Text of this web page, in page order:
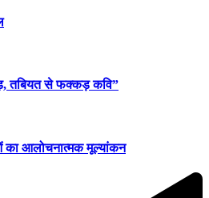
तबियत से फक्कड़ कवि”
का आलोचनात्मक मूल्यांकन